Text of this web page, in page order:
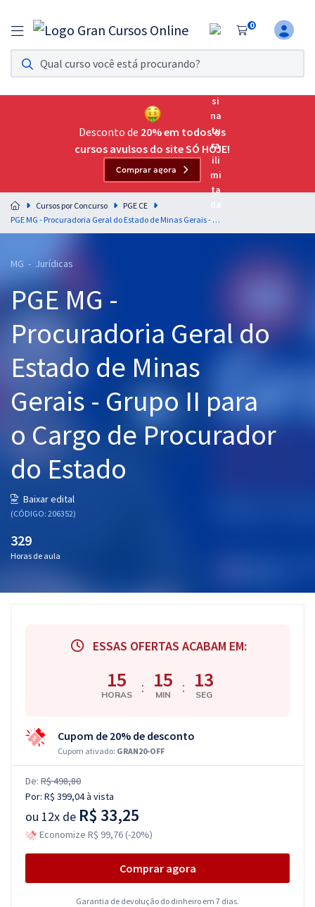
0
Assinatura Ilimitada 11
Acesso a todos os cursos. Teste grátis por 7 dias!
Assinatura OAB Até Passar
Acesso ilimitado a toda preparação para o Exame da
Residências Multiprofissionais
Preparação completa e intensiva para as principais
residências em saúde do Brasil
Cursos 20% OFF
Pós
Graduação
OAB
Questões grátis
Blog
Aprovados
Desconto de 20% em todos os
cursos avulsos do site SÓ HOJE!
Comprar agora
Cursos por Concurso
PGE CE
PGE MG - Procuradoria Geral do Estado de Minas Gerais - Grupo II para o Cargo de Procurador do Estado
MG - Jurídicas
PGE MG -
Procuradoria Geral do
Estado de Minas
Gerais - Grupo II para
o Cargo de Procurador
do Estado
Baixar edital
(CÓDIGO: 206352)
329
Horas de aula
ESSAS OFERTAS ACABAM EM:
15
HORAS : 15
MIN : 13
SEG
Cupom de 20% de desconto
Cupom ativado: GRAN20-OFF
De: R$ 498,80
Por: R$ 399,04à vista
ou 12x de R$ 33,25
Economize R$ 99,76 (-20%)
Comprar agora
Garantia de devolução do dinheiro em 7 dias.